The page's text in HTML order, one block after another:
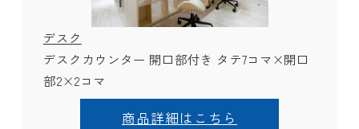
デスク
デスクカウンター 開口部付き タテ7コマ×開口
部2×2コマ
商品詳細はこちら